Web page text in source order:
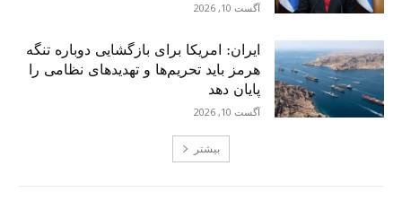
آگست 10, 2026
ایران: امریکا برای بازگشایی دوباره تنگه
هرمز باید تحریم‌ها و تهدیدهای نظامی را
پایان دهد
آگست 10, 2026
بیشتر